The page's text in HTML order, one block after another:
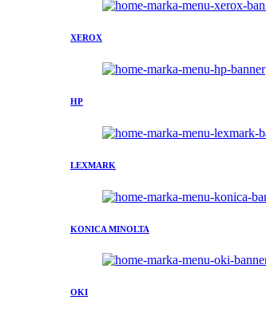
XEROX
HP
LEXMARK
KONICA MINOLTA
OKI